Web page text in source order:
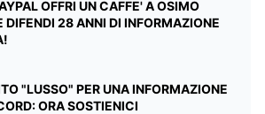
OFFRI UN CAFFE' A OSIMO
DIFENDI 28 ANNI DI INFORMAZIONE
"LUSSO" PER UNA INFORMAZIONE
ORA SOSTIENICI